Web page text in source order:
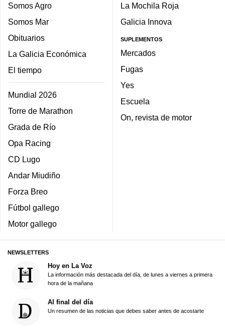
Somos Agro
Somos Mar
Obituarios
La Galicia Económica
El tiempo
Mundial 2026
Torre de Marathon
Grada de Río
Opa Racing
CD Lugo
Andar Miudiño
Forza Breo
Fútbol gallego
Motor gallego
La Mochila Roja
Galicia Innova
SUPLEMENTOS
Mercados
Fugas
Yes
Escuela
On, revista de motor
NEWSLETTERS
Hoy en La Voz
La información más destacada del día, de lunes a viernes a primera
hora de la mañana
Al final del día
Un resumen de las noticias que debes saber antes de acostarte